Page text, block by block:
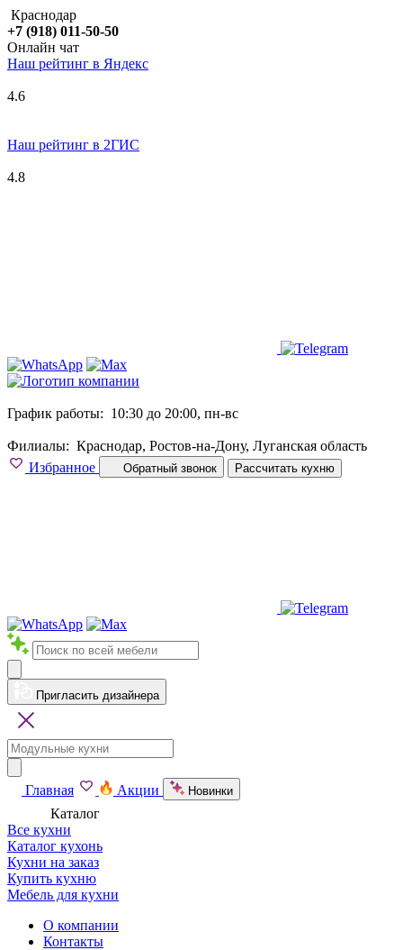
Краснодар
+7 (918) 011-50-50
Онлайн чат
Наш рейтинг в Яндекс
4.6
Наш рейтинг в 2ГИС
4.8
График работы: 10:30 до 20:00, пн-вс
Филиалы: Краснодар, Ростов-на-Дону, Луганская область
Избранное
Обратный звонок Рассчитать кухню
Пригласить дизайнера
Главная Акции Новинки
Каталог
Все кухни
Каталог кухонь
Кухни на заказ
Купить кухню
Мебель для кухни
О компании
Контакты